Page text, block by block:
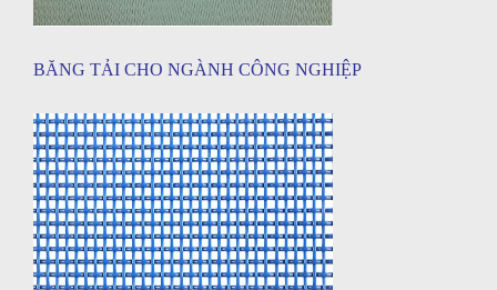
BĂNG TẢI CHO NGÀNH CÔNG NGHIỆP